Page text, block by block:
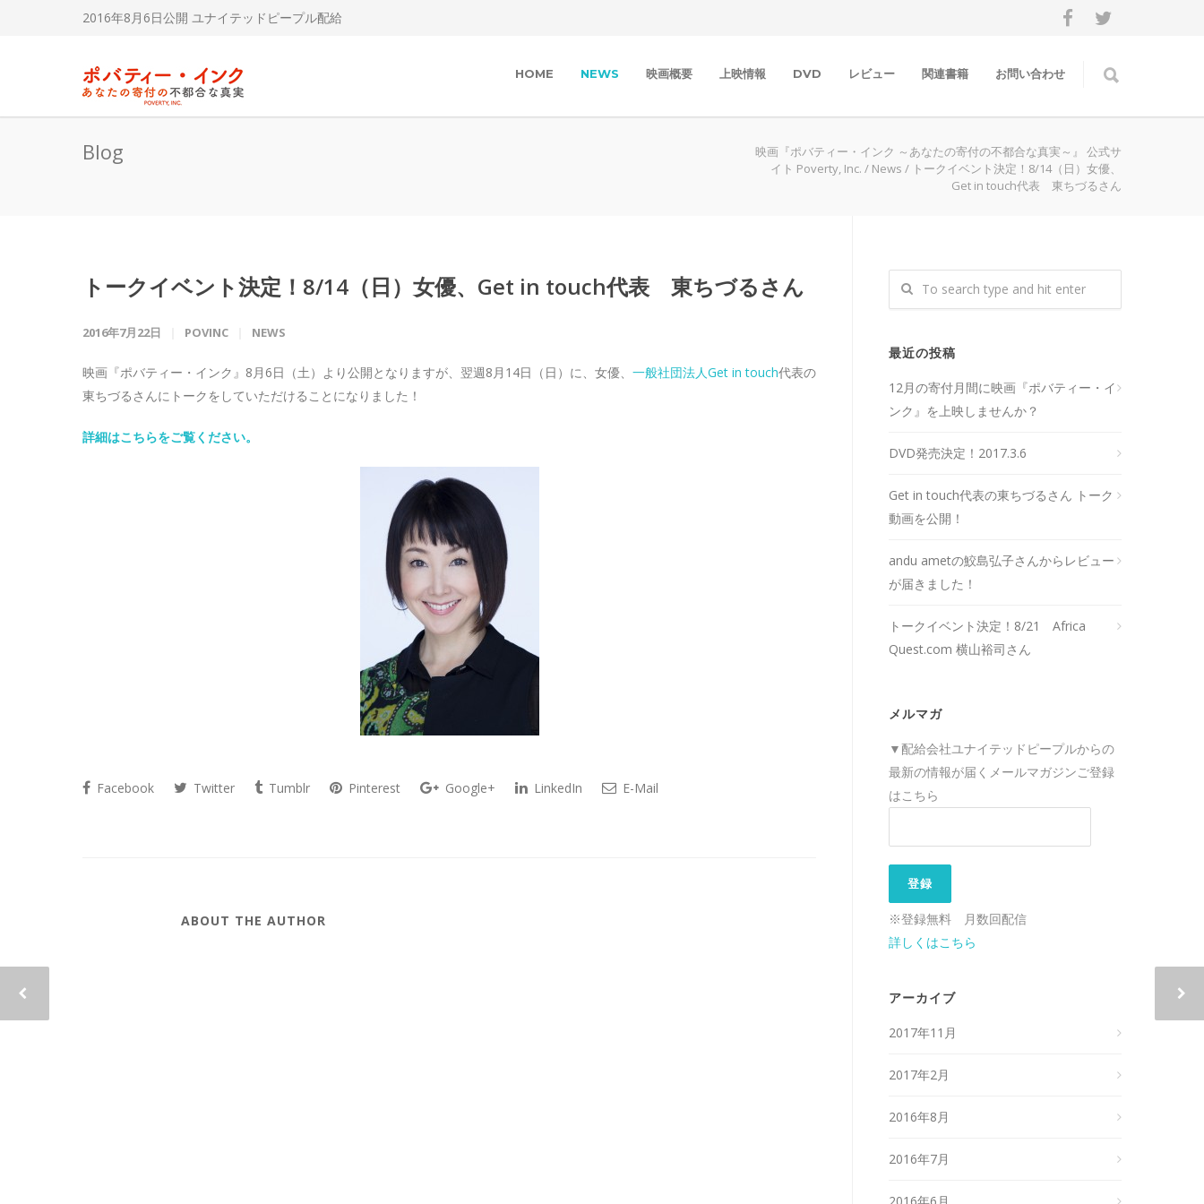
2016年8月6日公開 ユナイテッドピープル配給
HOME NEWS 映画概要 上映情報 DVD レビュー 関連書籍 お問い合わせ
Blog
映画『ポバティー・インク ～あなたの寄付の不都合な真実～』 公式サ
イト Poverty, Inc. / News / トークイベント決定！8/14（日）女優、
Get in touch代表 東ちづるさん
トークイベント決定！8/14（日）女優、Get in touch代表 東ちづるさん
2016年7月22日 POVINC NEWS
映画『ポバティー・インク』8月6日（土）より公開となりますが、翌週8月14日（日）に、女優、 一般社団法人Get in touch代表の
東ちづるさんにトークをしていただけることになりました！
詳細はこちらをご覧ください。
Facebook Twitter Tumblr Pinterest Google+ LinkedIn E-Mail
ABOUT THE AUTHOR
最近の投稿
12月の寄付月間に映画『ポバティー・イ
ンク』を上映しませんか？
DVD発売決定！2017.3.6
Get in touch​代表の東ちづるさん トーク
動画を公開！
andu ametの鮫島弘子さんからレビュー
が届きました！
トークイベント決定！8/21 Africa
Quest.com 横山裕司さん
メルマガ
▼配給会社ユナイテッドピープルからの
最新の情報が届くメールマガジンご登録
はこちら
※登録無料 月数回配信
詳しくはこちら
アーカイブ
2017年11月
2017年2月
2016年8月
2016年7月